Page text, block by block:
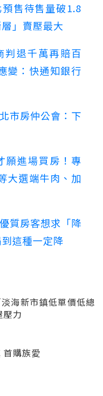
售待售量破1.8
」賣壓最大
判退千萬再賠百
變：快通知銀行
市房仲公會：下
願進場買房！專
大選端牛肉、加
質房客想求「降
這種一定降
海新市鎮低單價低總
壓力
首購族愛